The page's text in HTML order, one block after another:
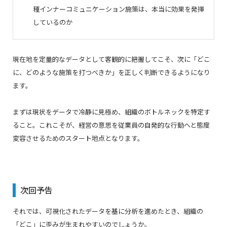
種インナーコミュニケーション施策は、本当に効果を発揮
しているのか
現在地を定量的なデータとして客観的に把握してこそ、次に「どこ
に、どのような施策を打つべきか」を正しく判断できるようになり
ます。
まずは現状をデータで冷静に見極め、組織のボトルネックを特定す
ること。これこそが、経営の意思を従業員の自発的な行動へと態度
変容させるためのスタート地点となります。
次回予告
それでは、可視化されたデータを基に分析を進めたとき、組織の
「どこ」に歪みが生まれやすいのでしょうか。